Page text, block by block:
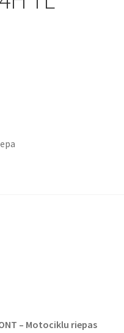
– Motociklu riepas